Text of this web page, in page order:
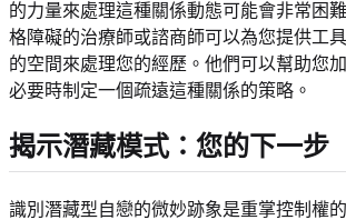
的力量來處理這種關係動態可能會非常困
格障礙的治療師或諮商師可以為您提供工
的空間來處理您的經歷。他們可以幫助您
必要時制定一個疏遠這種關係的策略。
揭示潛藏模式：您的下一步
識別潛藏型自戀的微妙跡象是重掌控制權